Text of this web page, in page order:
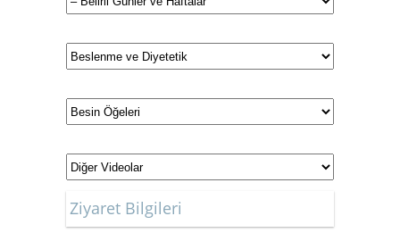
Ziyaret Bilgileri